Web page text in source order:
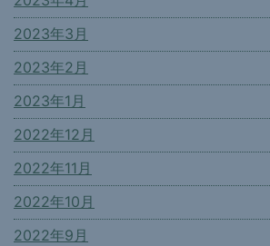
2023年3月
2023年2月
2023年1月
2022年12月
2022年11月
2022年10月
2022年9月